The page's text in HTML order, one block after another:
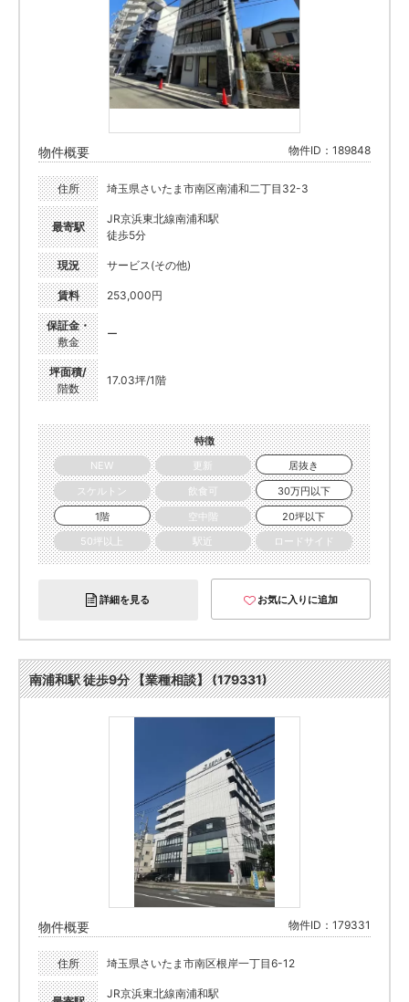
物件概要 物件ID：189848
住所 埼玉県さいたま市南区南浦和二丁目32-3
最寄駅
JR京浜東北線南浦和駅
徒歩5分
現況 サービス(その他)
賃料 253,000円
保証金・
敷金
ー
坪面積/
階数
17.03坪/1階
特徴
NEW
更新
居抜き
スケルトン
飲食可
30万円以下
1階
空中階
20坪以下
50坪以上
駅近 ロードサイド
詳細を見る お気に入りに追加
南浦和駅 徒歩9分 【業種相談】 (179331)
物件概要 物件ID：179331
住所 埼玉県さいたま市南区根岸一丁目6-12
JR京浜東北線南浦和駅